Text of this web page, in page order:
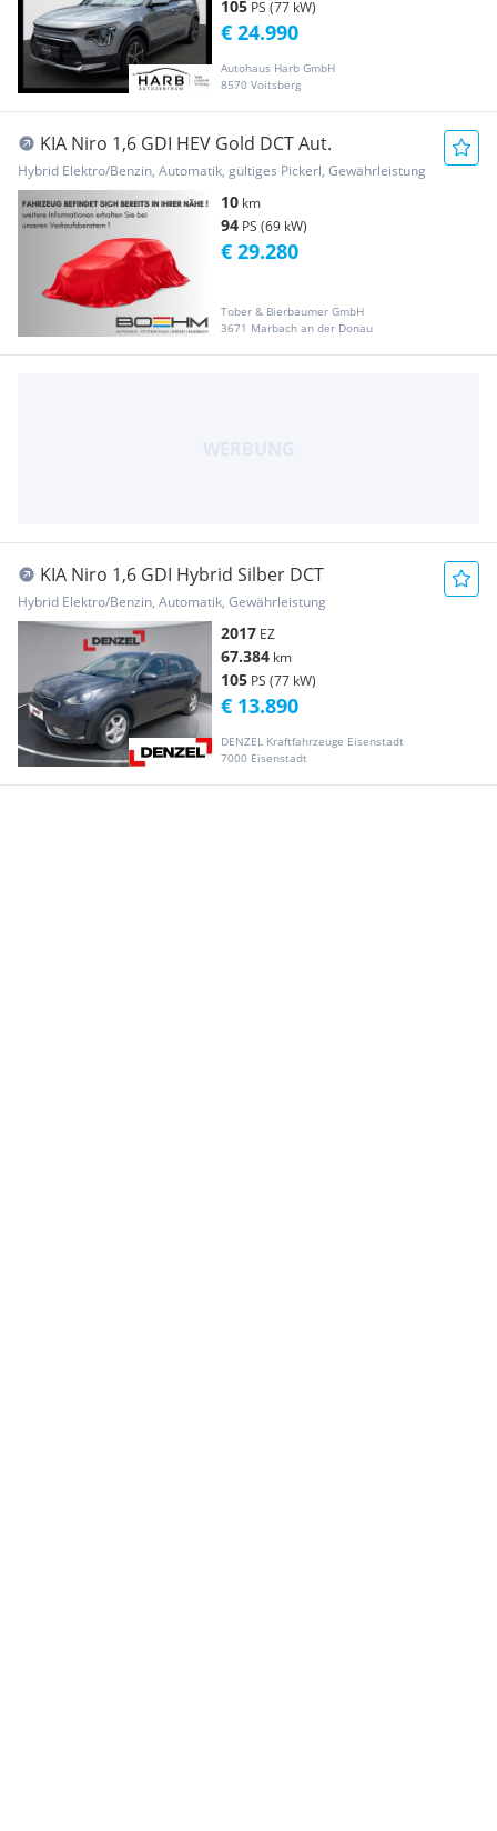
105 PS (77 kW)
Autohaus Harb GmbH
8570 Voitsberg
€ 24.990
KIA Niro 1,6 GDI HEV Gold DCT Aut.
Hybrid Elektro/Benzin, Automatik, gültiges Pickerl, Gewährleistung
10 km
94 PS (69 kW)
Tober & Bierbaumer GmbH
3671 Marbach an der Donau
€ 29.280
KIA Niro 1,6 GDI Hybrid Silber DCT
Hybrid Elektro/Benzin, Automatik, Gewährleistung
2017 EZ
67.384 km
105 PS (77 kW)
DENZEL Kraftfahrzeuge Eisenstadt
7000 Eisenstadt
€ 13.890